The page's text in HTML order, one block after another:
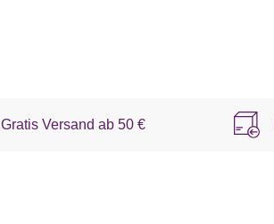
Gratis Versand ab 50 €